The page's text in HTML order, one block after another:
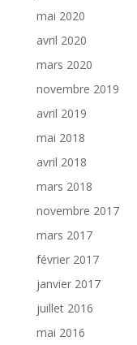
mai 2020
avril 2020
mars 2020
novembre 2019
avril 2019
mai 2018
avril 2018
mars 2018
novembre 2017
mars 2017
février 2017
janvier 2017
juillet 2016
mai 2016